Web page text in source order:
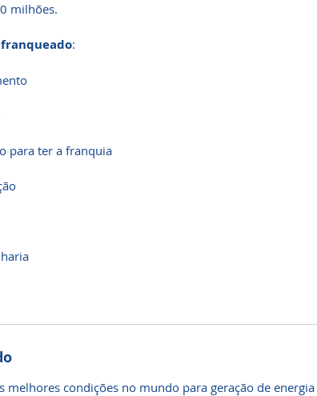
milhões.
:
para ter a franquia
melhores condições no mundo para geração de energia